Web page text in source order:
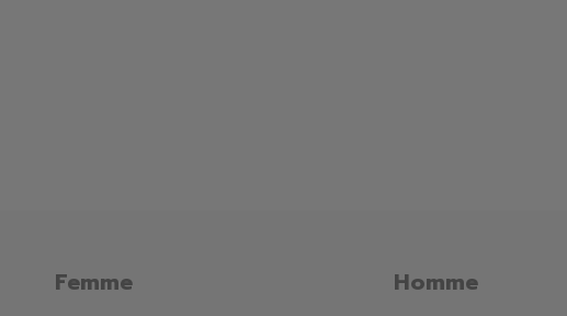
Femme Homme